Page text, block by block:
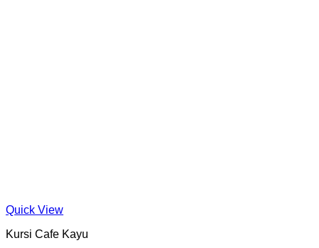
Quick View
Kursi Cafe Kayu